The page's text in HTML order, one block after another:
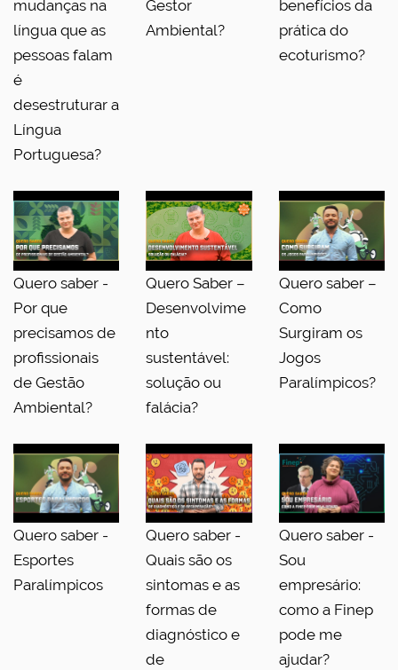
mudanças na
língua que as
pessoas falam
é
desestruturar a
Língua
Portuguesa?
Gestor
Ambiental?
benefícios da
prática do
ecoturismo?
Quero saber -
Por que
precisamos de
profissionais
de Gestão
Ambiental?
Quero Saber –
Desenvolvime
nto
sustentável:
solução ou
falácia?
Quero saber –
Como
Surgiram os
Jogos
Paralímpicos?
Quero saber -
Esportes
Paralímpicos
Quero saber -
Quais são os
sintomas e as
formas de
diagnóstico e
de
Quero saber -
Sou
empresário:
como a Finep
pode me
ajudar?